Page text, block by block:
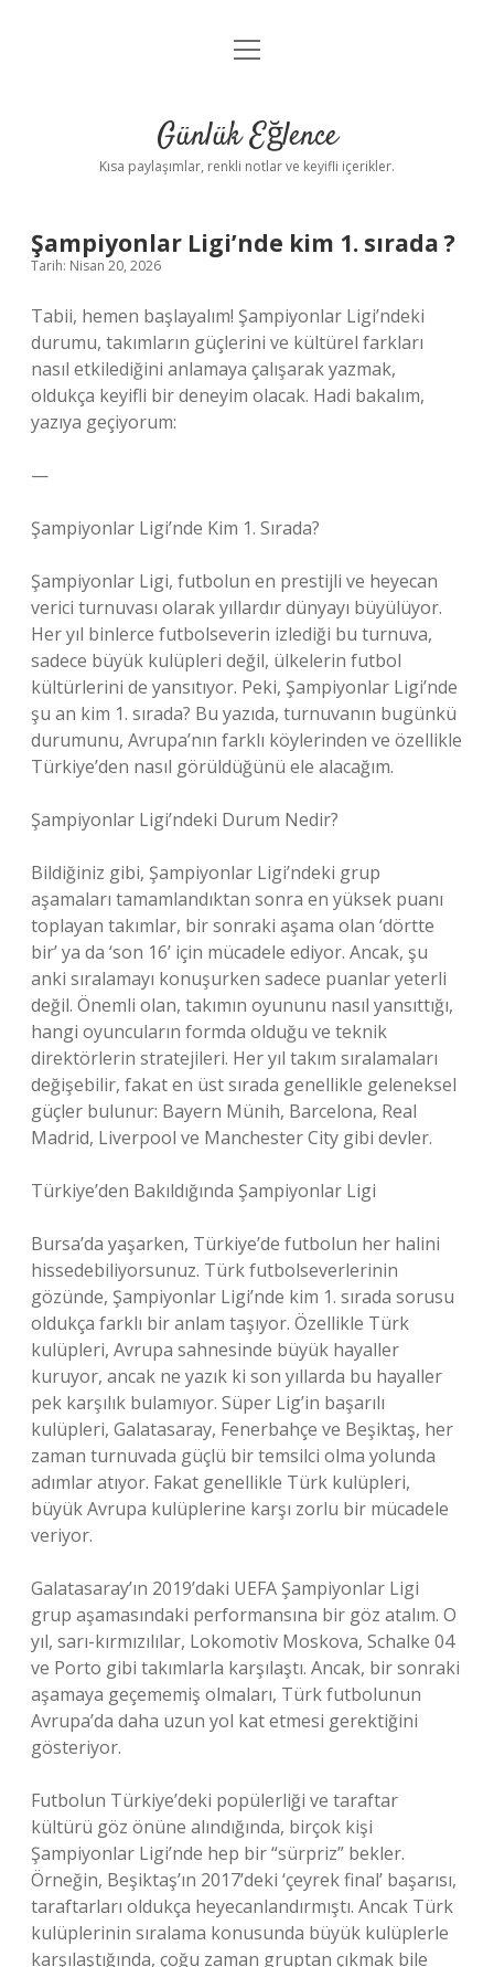
Anasayfa
Yasal Uyarı
menüyü
Günlük Eğlence
Kısa paylaşımlar, renkli notlar ve keyifli içerikler.
Şampiyonlar Ligi’nde kim 1. sırada ?
Tarih: Nisan 20, 2026
Tabii, hemen başlayalım! Şampiyonlar Ligi’ndeki
durumu, takımların güçlerini ve kültürel farkları
nasıl etkilediğini anlamaya çalışarak yazmak,
oldukça keyifli bir deneyim olacak. Hadi bakalım,
yazıya geçiyorum:
—
Şampiyonlar Ligi’nde Kim 1. Sırada?
Şampiyonlar Ligi, futbolun en prestijli ve heyecan
verici turnuvası olarak yıllardır dünyayı büyülüyor.
Her yıl binlerce futbolseverin izlediği bu turnuva,
sadece büyük kulüpleri değil, ülkelerin futbol
kültürlerini de yansıtıyor. Peki, Şampiyonlar Ligi’nde
şu an kim 1. sırada? Bu yazıda, turnuvanın bugünkü
durumunu, Avrupa’nın farklı köylerinden ve özellikle
Türkiye’den nasıl görüldüğünü ele alacağım.
Şampiyonlar Ligi’ndeki Durum Nedir?
Bildiğiniz gibi, Şampiyonlar Ligi’ndeki grup
aşamaları tamamlandıktan sonra en yüksek puanı
toplayan takımlar, bir sonraki aşama olan ‘dörtte
bir’ ya da ‘son 16’ için mücadele ediyor. Ancak, şu
anki sıralamayı konuşurken sadece puanlar yeterli
değil. Önemli olan, takımın oyununu nasıl yansıttığı,
hangi oyuncuların formda olduğu ve teknik
direktörlerin stratejileri. Her yıl takım sıralamaları
değişebilir, fakat en üst sırada genellikle geleneksel
güçler bulunur: Bayern Münih, Barcelona, Real
Madrid, Liverpool ve Manchester City gibi devler.
Türkiye’den Bakıldığında Şampiyonlar Ligi
Bursa’da yaşarken, Türkiye’de futbolun her halini
hissedebiliyorsunuz. Türk futbolseverlerinin
gözünde, Şampiyonlar Ligi’nde kim 1. sırada sorusu
oldukça farklı bir anlam taşıyor. Özellikle Türk
kulüpleri, Avrupa sahnesinde büyük hayaller
kuruyor, ancak ne yazık ki son yıllarda bu hayaller
pek karşılık bulamıyor. Süper Lig’in başarılı
kulüpleri, Galatasaray, Fenerbahçe ve Beşiktaş, her
zaman turnuvada güçlü bir temsilci olma yolunda
adımlar atıyor. Fakat genellikle Türk kulüpleri,
büyük Avrupa kulüplerine karşı zorlu bir mücadele
veriyor.
Galatasaray’ın 2019’daki UEFA Şampiyonlar Ligi
grup aşamasındaki performansına bir göz atalım. O
yıl, sarı-kırmızılılar, Lokomotiv Moskova, Schalke 04
ve Porto gibi takımlarla karşılaştı. Ancak, bir sonraki
aşamaya geçememiş olmaları, Türk futbolunun
Avrupa’da daha uzun yol kat etmesi gerektiğini
gösteriyor.
Futbolun Türkiye’deki popülerliği ve taraftar
kültürü göz önüne alındığında, birçok kişi
Şampiyonlar Ligi’nde hep bir “sürpriz” bekler.
Örneğin, Beşiktaş’ın 2017’deki ‘çeyrek final’ başarısı,
taraftarları oldukça heyecanlandırmıştı. Ancak Türk
kulüplerinin sıralama konusunda büyük kulüplerle
karşılaştığında, çoğu zaman gruptan çıkmak bile